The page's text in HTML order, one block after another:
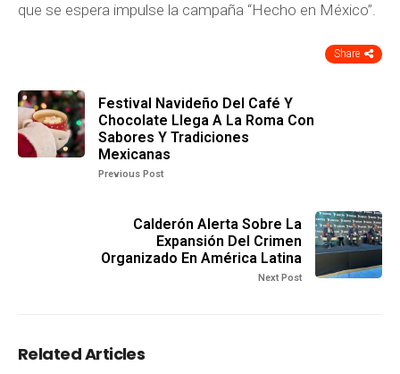
que se espera impulse la campaña “Hecho en México”.
Share
Festival Navideño Del Café Y
Chocolate Llega A La Roma Con
Sabores Y Tradiciones
Mexicanas
Previous Post
Calderón Alerta Sobre La
Expansión Del Crimen
Organizado En América Latina
Next Post
Related Articles